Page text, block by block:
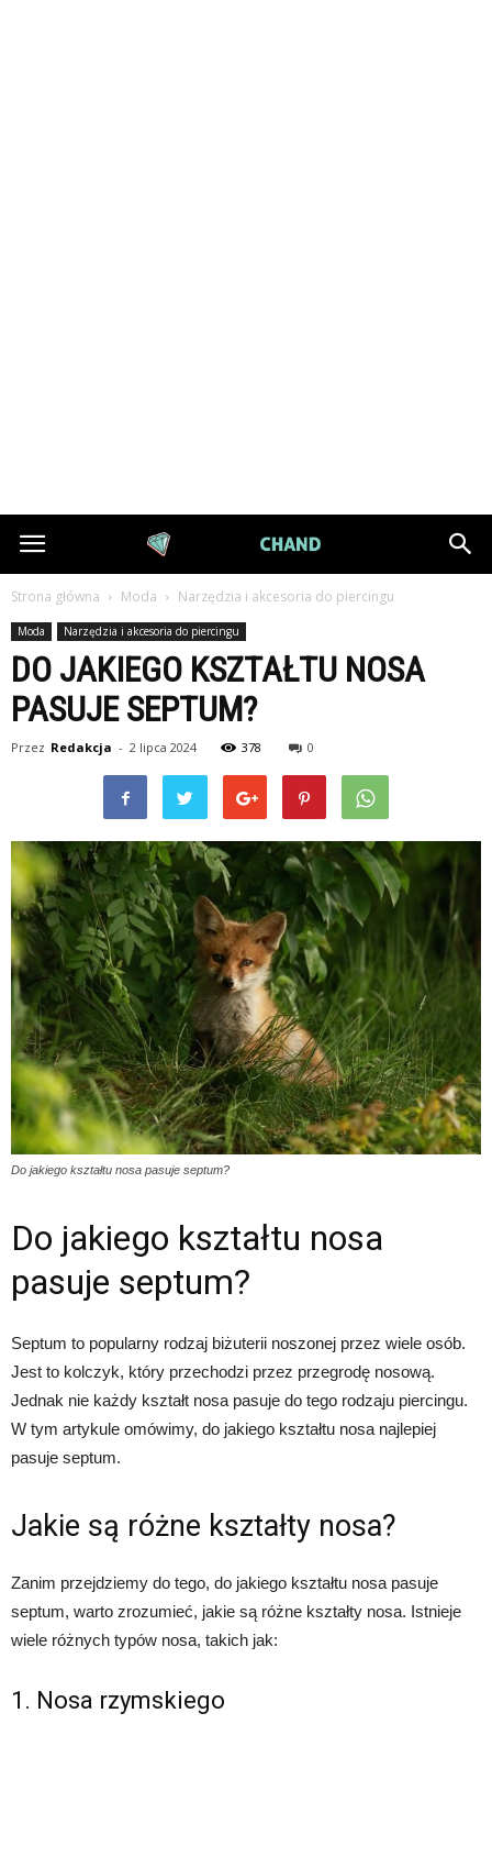
DiamondChand.pl
Strona główna Moda Narzędzia i akcesoria do piercingu
Moda Narzędzia i akcesoria do piercingu
DO JAKIEGO KSZTAŁTU NOSA
PASUJE SEPTUM?
Przez Redakcja - 2 lipca 2024 378 0
Do jakiego kształtu nosa pasuje septum?
Do jakiego kształtu nosa
pasuje septum?
Septum to popularny rodzaj biżuterii noszonej przez wiele osób.
Jest to kolczyk, który przechodzi przez przegrodę nosową.
Jednak nie każdy kształt nosa pasuje do tego rodzaju piercingu.
W tym artykule omówimy, do jakiego kształtu nosa najlepiej
pasuje septum.
Jakie są różne kształty nosa?
Zanim przejdziemy do tego, do jakiego kształtu nosa pasuje
septum, warto zrozumieć, jakie są różne kształty nosa. Istnieje
wiele różnych typów nosa, takich jak:
1. Nosa rzymskiego